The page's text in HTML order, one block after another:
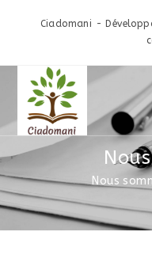
Ciadomani -
Nous